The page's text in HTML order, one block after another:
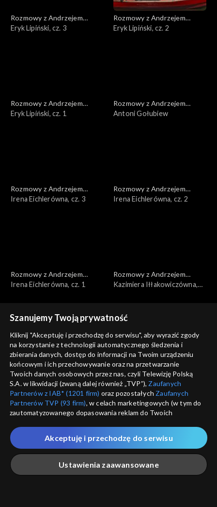
Rozmowy z Andrzejem
Doboszem
Eryk Lipiński, cz. 3
Rozmowy z Andrzejem
Doboszem
Eryk Lipiński, cz. 2
Rozmowy z Andrzejem
Doboszem
Eryk Lipiński, cz. 1
Rozmowy z Andrzejem
Doboszem
Antoni Gołubiew
Rozmowy z Andrzejem
Doboszem
Irena Eichlerówna, cz. 3
Rozmowy z Andrzejem
Doboszem
Irena Eichlerówna, cz. 2
Rozmowy z Andrzejem
Doboszem
Irena Eichlerówna, cz. 1
Rozmowy z Andrzejem
Doboszem
Kazimiera Iłłakowiczówna,
Rozmowy z Andrzejem
Doboszem
Kazimiera Iłłakowiczówna,
cz. 1
Rozmowy z Andrzejem
Doboszem
Wilam Horzyca
Rozmowy z Andrzejem
Doboszem
Józef Beck
Rozmowy z Andrzejem
Doboszem
Kazimierz Junosza-
Stępowski, cz. 2
Szanujemy Twoją prywatność
Kliknij "Akceptuję i przechodzę do serwisu", aby wyrazić zgody
na korzystanie z technologii automatycznego śledzenia i
zbierania danych, dostęp do informacji na Twoim urządzeniu
końcowym i ich przechowywanie oraz na przetwarzanie
Twoich danych osobowych przez nas, czyli Telewizję Polską
S.A. w likwidacji (zwaną dalej również „TVP”), Zaufanych
Partnerów z IAB* (1201 firm) oraz pozostałych Zaufanych
Partnerów TVP (93 firm), w celach marketingowych (w tym do
zautomatyzowanego dopasowania reklam do Twoich
które wskazujemy poniżej, a także zgody na udostępnianie
przez nas identyfikatora PPID do Google.
Twoje dane osobowe zbierane podczas odwiedzania przez
Ciebie naszych
poszczególnych serwisówzwanych dalej
„Portalem”, w tym informacje zapisywane za pomocą
Ustawienia zaawansowane
Akceptuję i przechodzę do serwisu